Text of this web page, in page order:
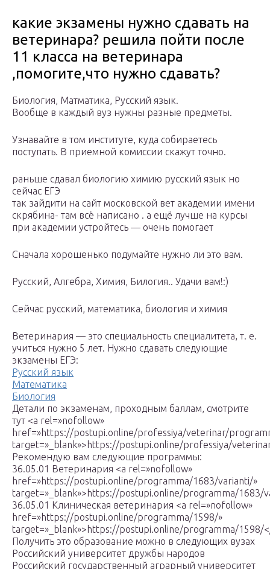
какие экзамены нужно сдавать на
ветеринара? решила пойти после
11 класса на ветеринара
,помогите,что нужно сдавать?
Биология, Матматика, Русский язык.
Вообще в каждый вуз нужны разные предметы.
Узнавайте в том институте, куда собираетесь
поступать. В приемной комиссии скажут точно.
раньше сдавал биологию химию русский язык но
сейчас ЕГЭ
так зайдити на сайт московской вет академии имени
скрябина- там всё написано . а ещё лучше на курсы
при академии устройтесь — очень помогает
Сначала хорошенько подумайте нужно ли это вам.
Русский, Алгебра, Химия, Билогия.. Удачи вам!:)
Сейчас русский, математика, биология и химия
Ветеринария — это специальность специалитета, т. е.
учиться нужно 5 лет. Нужно сдавать следующие
экзамены ЕГЭ:
Русский язык
Математика
Биология
Детали по экзаменам, проходным баллам, смотрите
тут <a rel=»nofollow»
href=»https://postupi.online/professiya/veterinar/
target=»_blank»>https://postupi.online/professiya/
Рекомендую вам следующие программы:
36.05.01 Ветеринария <a rel=»nofollow»
href=»https://postupi.online/programma/1683/varianti/»
target=»_blank»>https://postupi.online/programma/1683/
36.05.01 Клиническая ветеринария <a rel=»nofollow»
href=»https://postupi.online/programma/1598/»
target=»_blank»>https://postupi.online/programma/1598/
Получить это образование можно в следующих вузах
Росcийский университет дружбы народов
Российский государственный аграрный университет